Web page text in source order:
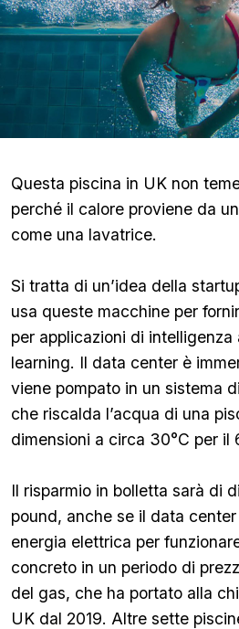
Questa piscina in UK non
perché il calore proviene da
come una lavatrice.
Si tratta di un’idea della
usa queste macchine per
per applicazioni di
learning. Il data center è
viene pompato in un sistema
che riscalda l’acqua di una
dimensioni a circa 30°C per il
Il risparmio in bolletta sarà di
pound, anche se il data
energia elettrica per
concreto in un periodo di
del gas, che ha portato alla
UK dal 2019. Altre sette